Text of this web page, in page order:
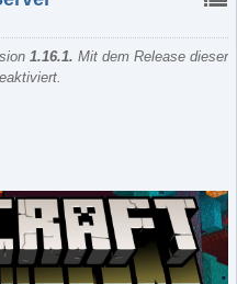
1.16.1. Mit dem Release dieser